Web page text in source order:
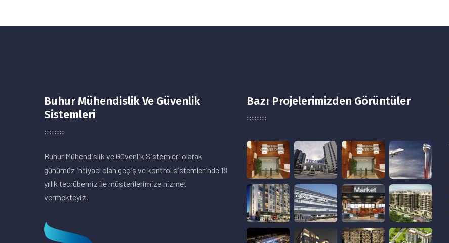
Buhur Mühendislik Ve Güvenlik
Sistemleri
Buhur Mühendislik ve Güvenlik Sistemleri olarak
günümüz ihtiyacı olan geçiş ve kontrol sistemlerinde 18
yıllık tecrübemiz ile müşterilerimize hizmet
vermekteyiz.
Bazı Projelerimizden Görüntüler